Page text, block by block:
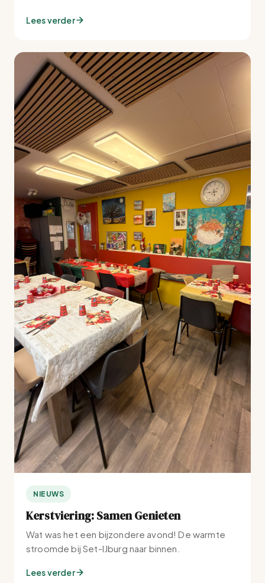
Lees verder
NIEUWS
Kerstviering: Samen Genieten
Wat was het een bijzondere avond! De warmte
stroomde bij Set-IJburg naar binnen.
Lees verder